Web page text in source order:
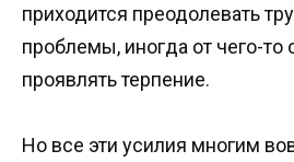
приходится преодолевать
проблемы, иногда от чего-то
проявлять терпение.
Но все эти усилия многим